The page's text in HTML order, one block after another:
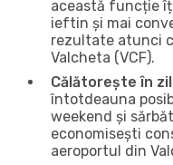
această funcție
ieftin și mai
rezultate atunci
Valcheta (VCF).
Călătorește în
întotdeauna
weekend și
economisești
aeroportul din